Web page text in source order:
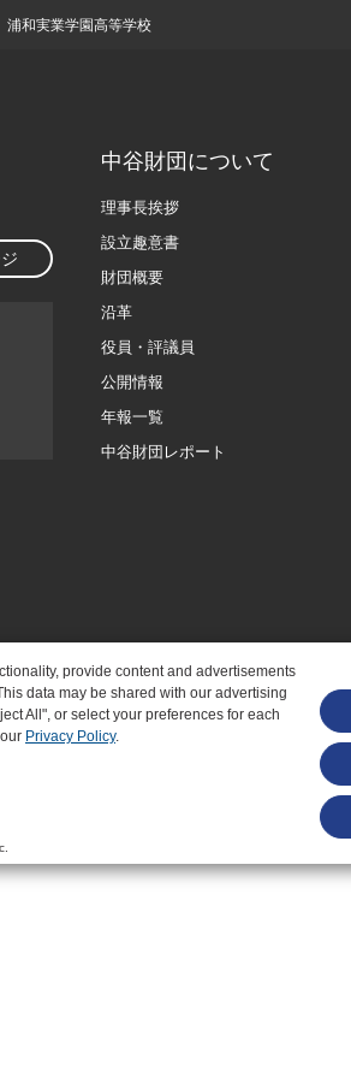
浦和実業学園高等学校
中谷財団について
理事長挨拶
設立趣意書
財団概要
沿革
役員・評議員
公開情報
年報一覧
中谷財団レポート
provide content and advertisements
data may be shared with our advertising
All", or select your preferences for each
Privacy Policy.